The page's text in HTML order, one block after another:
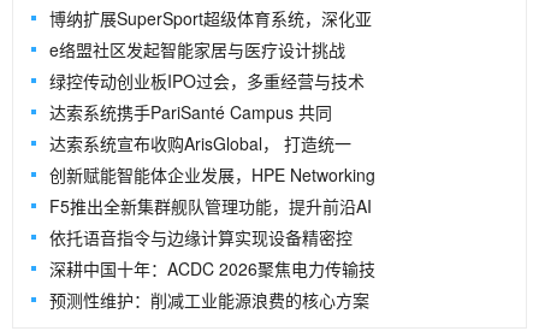
博纳扩展SuperSport超级体育系统，深化亚
e络盟社区发起智能家居与医疗设计挑战
绿控传动创业板IPO过会，多重经营与技术
达索系统携手PariSanté Campus 共同
达索系统宣布收购ArisGlobal， 打造统一
创新赋能智能体企业发展，HPE Networking
F5推出全新集群舰队管理功能，提升前沿AI
依托语音指令与边缘计算实现设备精密控
深耕中国十年：ACDC 2026聚焦电力传输技
预测性维护：削减工业能源浪费的核心方案